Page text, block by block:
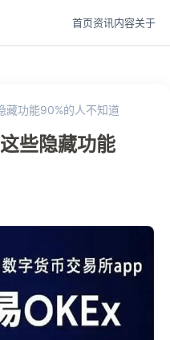
首页资讯内容关于
藏功能90%的人不知道
些隐藏功能